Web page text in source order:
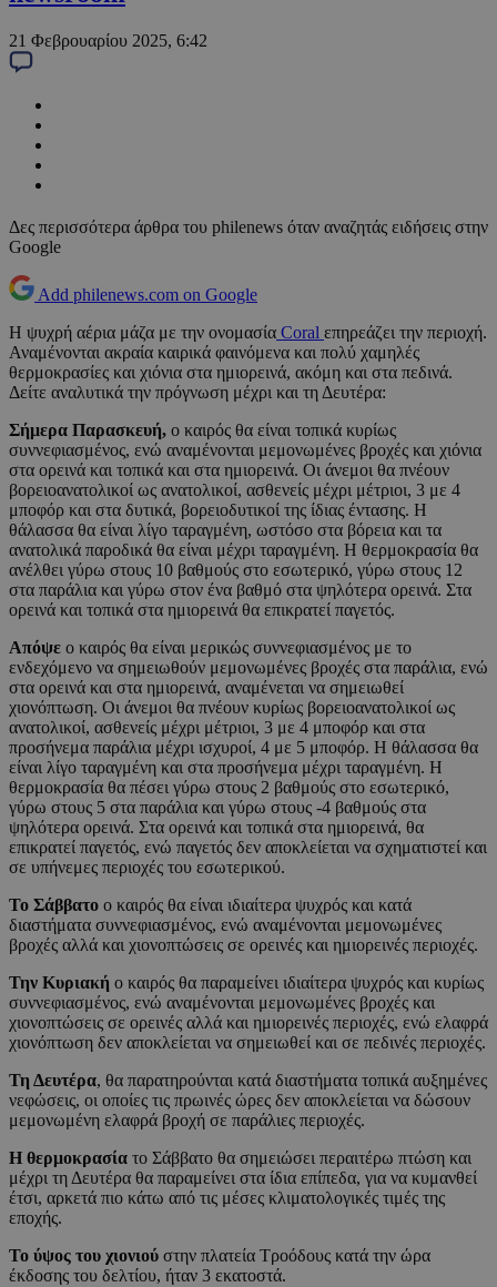
21 Φεβρουαρίου 2025, 6:42
Δες περισσότερα άρθρα του philenews όταν αναζητάς ειδήσεις στην
Google
Add philenews.com on Google
Η ψυχρή αέρια μάζα με την ονομασία Coral επηρεάζει την περιοχή.
Αναμένονται ακραία καιρικά φαινόμενα και πολύ χαμηλές
θερμοκρασίες και χιόνια στα ημιορεινά, ακόμη και στα πεδινά.
Δείτε αναλυτικά την πρόγνωση μέχρι και τη Δευτέρα:
Σήμερα Παρασκευή, ο καιρός θα είναι τοπικά κυρίως
συννεφιασμένος, ενώ αναμένονται μεμονωμένες βροχές και χιόνια
στα ορεινά και τοπικά και στα ημιορεινά. Οι άνεμοι θα πνέουν
βορειοανατολικοί ως ανατολικοί, ασθενείς μέχρι μέτριοι, 3 με 4
μποφόρ και στα δυτικά, βορειοδυτικοί της ίδιας έντασης. Η
θάλασσα θα είναι λίγο ταραγμένη, ωστόσο στα βόρεια και τα
ανατολικά παροδικά θα είναι μέχρι ταραγμένη. Η θερμοκρασία θα
ανέλθει γύρω στους 10 βαθμούς στο εσωτερικό, γύρω στους 12
στα παράλια και γύρω στον ένα βαθμό στα ψηλότερα ορεινά. Στα
ορεινά και τοπικά στα ημιορεινά θα επικρατεί παγετός.
Απόψε ο καιρός θα είναι μερικώς συννεφιασμένος με το
ενδεχόμενο να σημειωθούν μεμονωμένες βροχές στα παράλια, ενώ
στα ορεινά και στα ημιορεινά, αναμένεται να σημειωθεί
χιονόπτωση. Οι άνεμοι θα πνέουν κυρίως βορειοανατολικοί ως
ανατολικοί, ασθενείς μέχρι μέτριοι, 3 με 4 μποφόρ και στα
προσήνεμα παράλια μέχρι ισχυροί, 4 με 5 μποφόρ. Η θάλασσα θα
είναι λίγο ταραγμένη και στα προσήνεμα μέχρι ταραγμένη. Η
θερμοκρασία θα πέσει γύρω στους 2 βαθμούς στο εσωτερικό,
γύρω στους 5 στα παράλια και γύρω στους -4 βαθμούς στα
ψηλότερα ορεινά. Στα ορεινά και τοπικά στα ημιορεινά, θα
επικρατεί παγετός, ενώ παγετός δεν αποκλείεται να σχηματιστεί και
σε υπήνεμες περιοχές του εσωτερικού.
Το Σάββατο ο καιρός θα είναι ιδιαίτερα ψυχρός και κατά
διαστήματα συννεφιασμένος, ενώ αναμένονται μεμονωμένες
βροχές αλλά και χιονοπτώσεις σε ορεινές και ημιορεινές περιοχές.
Την Κυριακή ο καιρός θα παραμείνει ιδιαίτερα ψυχρός και κυρίως
συννεφιασμένος, ενώ αναμένονται μεμονωμένες βροχές και
χιονοπτώσεις σε ορεινές αλλά και ημιορεινές περιοχές, ενώ ελαφρά
χιονόπτωση δεν αποκλείεται να σημειωθεί και σε πεδινές περιοχές.
Τη Δευτέρα, θα παρατηρούνται κατά διαστήματα τοπικά αυξημένες
νεφώσεις, οι οποίες τις πρωινές ώρες δεν αποκλείεται να δώσουν
μεμονωμένη ελαφρά βροχή σε παράλιες περιοχές.
Η θερμοκρασία το Σάββατο θα σημειώσει περαιτέρω πτώση και
μέχρι τη Δευτέρα θα παραμείνει στα ίδια επίπεδα, για να κυμανθεί
έτσι, αρκετά πιο κάτω από τις μέσες κλιματολογικές τιμές της
εποχής.
Το ύψος του χιονιού στην πλατεία Τροόδους κατά την ώρα
έκδοσης του δελτίου, ήταν 3 εκατοστά.